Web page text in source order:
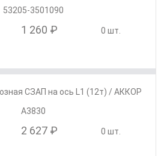
53205-3501090
1 260 ₽ 0 шт.
СЗАП на ось L1 (12т) / АККОР
А3830
2 627 ₽ 0 шт.